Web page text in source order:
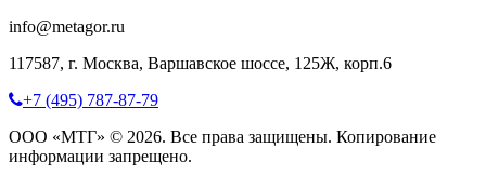
info@metagor.ru
117587, г. Москва, Варшавское шоссе, 125Ж, корп.6
+7 (495) 787-87-79
ООО «МТГ» © 2026. Все права защищены. Копирование
информации запрещено.